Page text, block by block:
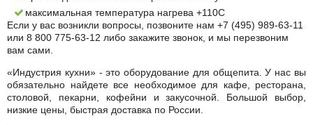
максимальная температура нагрева +110С
Если у вас возникли вопросы, позвоните нам +7 (495) 989-63-11
или 8 800 775-63-12 либо закажите звонок, и мы перезвоним
вам сами.
«Индустрия кухни» - это оборудование для общепита. У нас вы
обязательно найдете все необходимое для кафе, ресторана,
столовой, пекарни, кофейни и закусочной. Большой выбор,
низкие цены, быстрая доставка по России.